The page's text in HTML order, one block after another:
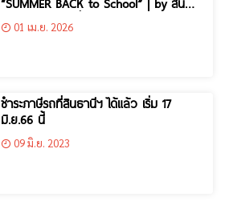
ธานีกรุ๊ป.. โปรโมชั่นพิเศษถึง 31 พ.ค. 69 !!
01 เม.ย. 2026
ชำระภาษีรถที่สินธานีฯ ได้แล้ว เริ่ม 17
มิ.ย.66 นี้
09 มิ.ย. 2023